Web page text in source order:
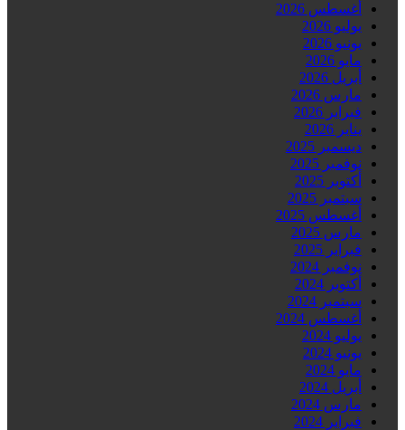
أغسطس 2026
يوليو 2026
يونيو 2026
مايو 2026
أبريل 2026
مارس 2026
فبراير 2026
يناير 2026
ديسمبر 2025
نوفمبر 2025
أكتوبر 2025
سبتمبر 2025
أغسطس 2025
مارس 2025
فبراير 2025
نوفمبر 2024
أكتوبر 2024
سبتمبر 2024
أغسطس 2024
يوليو 2024
يونيو 2024
مايو 2024
أبريل 2024
مارس 2024
فبراير 2024